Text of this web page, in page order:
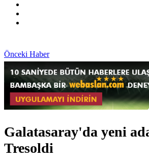
Önceki Haber
Galatasaray'da yeni
Tresoldi